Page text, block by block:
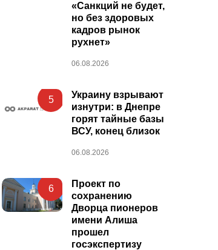
«Санкций не будет,
но без здоровых
кадров рынок
рухнет»
06.08.2026
5
Украину взрывают
изнутри: в Днепре
горят тайные базы
ВСУ, конец близок
06.08.2026
6
Проект по
сохранению
Дворца пионеров
имени Алиша
прошел
госэкспертизу